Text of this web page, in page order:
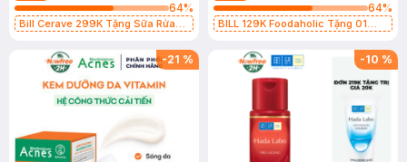
64%
Bill Cerave 299K Tặng Sữa Rửa
64%
BILL 129K Foodaholic Tặng 01
Ẩm, Phục Hồi 23g (SL có hạn)
-21 % -10 %